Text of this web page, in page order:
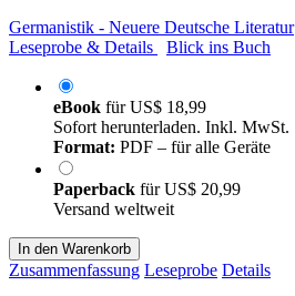
Germanistik - Neuere Deutsche Literatur
Leseprobe & Details
Blick ins Buch
eBook fürUS$ 18,99
Sofort herunterladen. Inkl. MwSt.
Format: PDF – für alle Geräte
Paperback fürUS$ 20,99
Versand weltweit
In den Warenkorb
Zusammenfassung Leseprobe Details